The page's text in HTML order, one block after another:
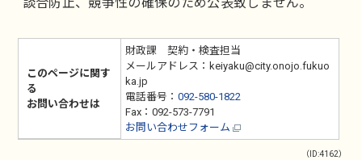
このページに関す
る
お問い合わせは
財政課 契約・検査担当
メールアドレス：keiyaku@city.onojo.fukuo
ka.jp
電話番号： 092-580-1822
Fax：092-573-7791
お問い合わせフォーム
（ID:4162）